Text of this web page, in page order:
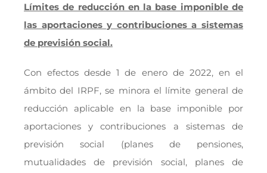
Límites de reducción en la base imponible de
las aportaciones y contribuciones a sistemas
de previsión social.
Con efectos desde 1 de enero de 2022, en el
ámbito del IRPF, se minora el límite general de
reducción aplicable en la base imponible por
aportaciones y contribuciones a sistemas de
previsión social (planes de pensiones,
mutualidades de previsión social, planes de